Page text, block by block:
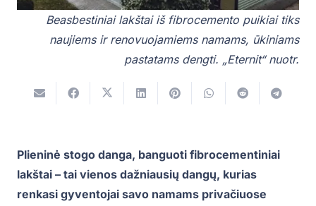
Beasbestiniai lakštai iš fibrocemento puikiai tiks
naujiems ir renovuojamiems namams, ūkiniams
pastatams dengti. „Eternit“ nuotr.
Plieninė stogo danga, banguoti fibrocementiniai
lakštai – tai vienos dažniausių dangų, kurias
renkasi gyventojai savo namams privačiuose